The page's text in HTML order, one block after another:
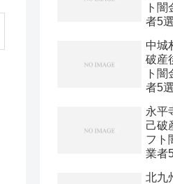
ト
者5
中城
破産
ト
者5
永平
己破
フト
業者
北九